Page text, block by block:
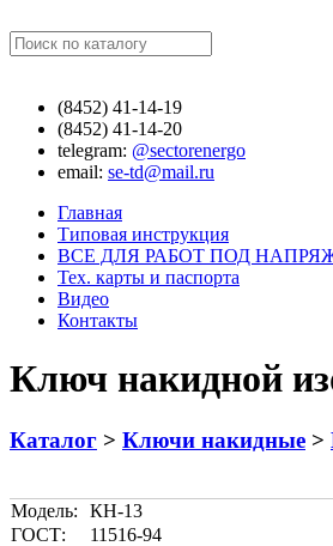
Найти
(8452) 41-14-19
(8452) 41-14-20
telegram: @sectorenergo
email: se-td@mail.ru
Главная
Типовая инструкция
ВСЕ ДЛЯ РАБОТ ПОД
Тех. карты и паспорта
Видео
Контакты
Ключ накидной
Каталог > Ключи накидные >
Модель:
КН-13
ГОСТ:
11516-94